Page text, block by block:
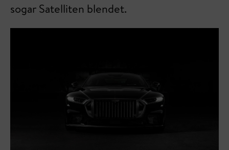
sogar Satelliten blendet.